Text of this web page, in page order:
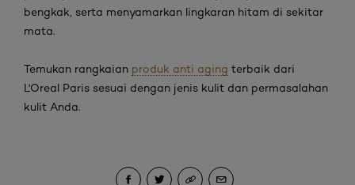
bengkak, serta menyamarkan lingkaran hitam di sekitar
mata.
Temukan rangkaian produk anti aging terbaik dari
L'Oreal Paris sesuai dengan jenis kulit dan permasalahan
kulit Anda.